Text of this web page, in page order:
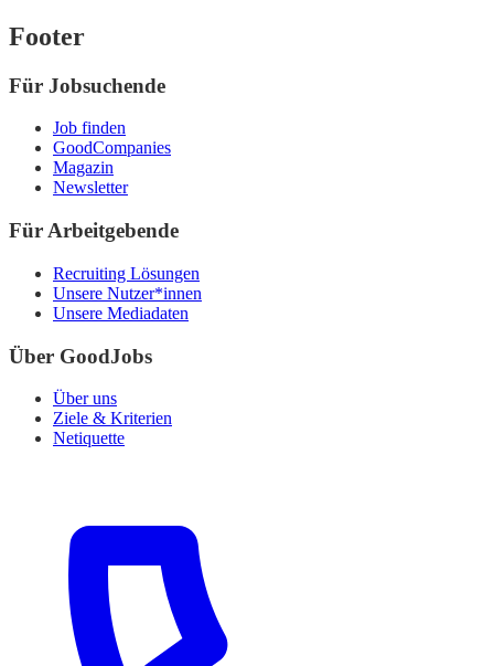
Footer
Für Jobsuchende
Job finden
GoodCompanies
Magazin
Newsletter
Für Arbeitgebende
Recruiting Lösungen
Unsere Nutzer*innen
Unsere Mediadaten
Über GoodJobs
Über uns
Ziele & Kriterien
Netiquette